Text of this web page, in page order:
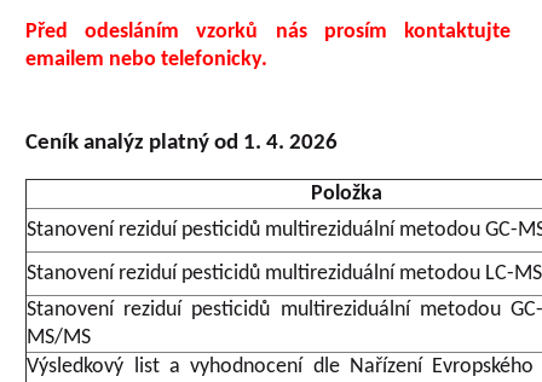
Před odesláním vzorků nás prosím kontaktujte
emailem nebo telefonicky.
Ceník analýz platný od 1. 4. 2026
Položka
Stanovení reziduí pesticidů multireziduální metodou GC-
Stanovení reziduí pesticidů multireziduální metodou LC-
Stanovení reziduí pesticidů multireziduální metodou
MS/MS
Výsledkový list a vyhodnocení dle Nařízení